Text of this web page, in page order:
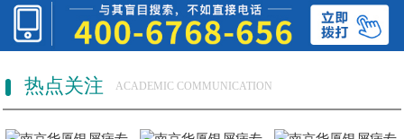
热点关注 ACADEMIC COMMUNICATION